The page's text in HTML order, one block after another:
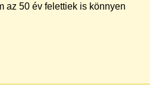
az 50 év felettiek is könnyen